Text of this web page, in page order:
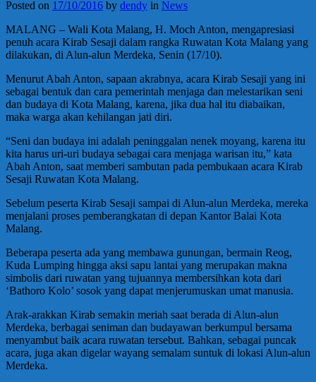
Posted on 17/10/2016 by dendy in News
MALANG – Wali Kota Malang, H. Moch Anton, mengapresiasi
penuh acara Kirab Sesaji dalam rangka Ruwatan Kota Malang yang
dilakukan, di Alun-alun Merdeka, Senin (17/10).
Menurut Abah Anton, sapaan akrabnya, acara Kirab Sesaji yang ini
sebagai bentuk dan cara pemerintah menjaga dan melestarikan seni
dan budaya di Kota Malang, karena, jika dua hal itu diabaikan,
maka warga akan kehilangan jati diri.
“Seni dan budaya ini adalah peninggalan nenek moyang, karena itu
kita harus uri-uri budaya sebagai cara menjaga warisan itu,” kata
Abah Anton, saat memberi sambutan pada pembukaan acara Kirab
Sesaji Ruwatan Kota Malang.
Sebelum peserta Kirab Sesaji sampai di Alun-alun Merdeka, mereka
menjalani proses pemberangkatan di depan Kantor Balai Kota
Malang.
Beberapa peserta ada yang membawa gunungan, bermain Reog,
Kuda Lumping hingga aksi sapu lantai yang merupakan makna
simbolis dari ruwatan yang tujuannya membersihkan kota dari
‘Bathoro Kolo’ sosok yang dapat menjerumuskan umat manusia.
Arak-arakkan Kirab semakin meriah saat berada di Alun-alun
Merdeka, berbagai seniman dan budayawan berkumpul bersama
menyambut baik acara ruwatan tersebut. Bahkan, sebagai puncak
acara, juga akan digelar wayang semalam suntuk di lokasi Alun-alun
Merdeka.